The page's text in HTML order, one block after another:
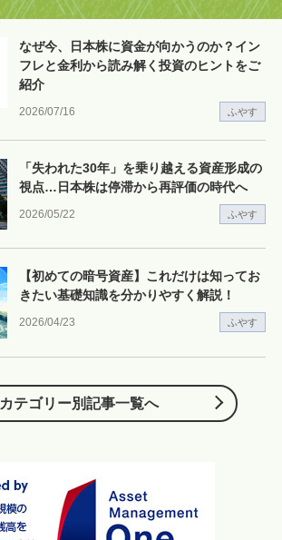
2026/07/16 ふやす
なぜ今、日本株に資金が向かうのか？イン
フレと金利から読み解く投資のヒントをご
紹介
2026/05/22 ふやす
「失われた30年」を乗り越える資産形成の
視点…日本株は停滞から再評価の時代へ
2026/04/23 ふやす
【初めての暗号資産】これだけは知ってお
きたい基礎知識を分かりやすく解説！
カテゴリー別記事一覧へ